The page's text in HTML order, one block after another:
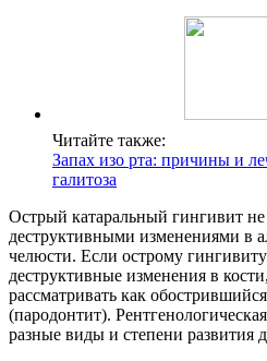
Читайте также:
Запах изо рта: причины и
галитоза
Острый катаральный гингивит не
деструктивными изменениями в
челюсти. Если острому
деструктивные изменения в
рассматривать как
(пародонтит).
разные виды и степени развития